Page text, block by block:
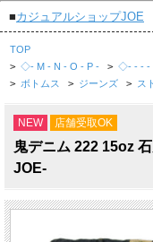
■カジュアルショップJOE
TOP
> ◇- M - N - O - P - > ◇- - - -
> ボトムス > ジーンズ > ス
NEW 店舗受取OK
鬼デニム 222 15oz
JOE-